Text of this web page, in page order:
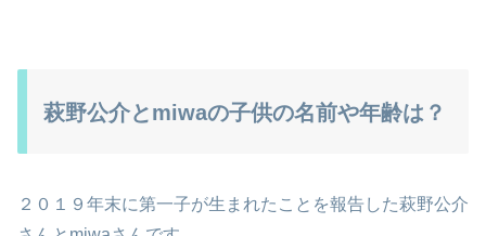
萩野公介とmiwaの子供の名前や年齢は？
２０１９年末に第一子が生まれた ことを報告した萩野公介